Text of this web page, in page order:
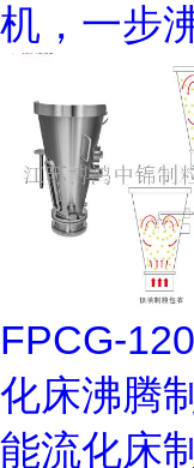
机，一步
FPCG-
化床沸腾
能流化床